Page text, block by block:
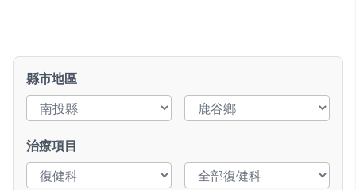
縣市地區
治療項目